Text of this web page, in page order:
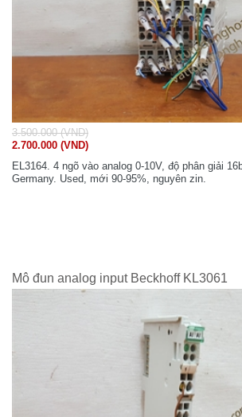
3.500.000 (VND)
2.700.000 (VND)
EL3164. 4 ngõ vào analog 0-10V, độ phân giải
Germany. Used, mới 90-95%, nguyên zin.
Mô đun analog input Beckhoff KL3061